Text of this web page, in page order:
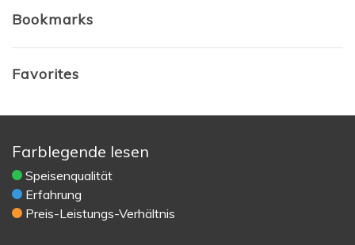
Bookmarks
Favorites
Farblegende lesen
Speisenqualität
Erfahrung
Preis-Leistungs-Verhältnis